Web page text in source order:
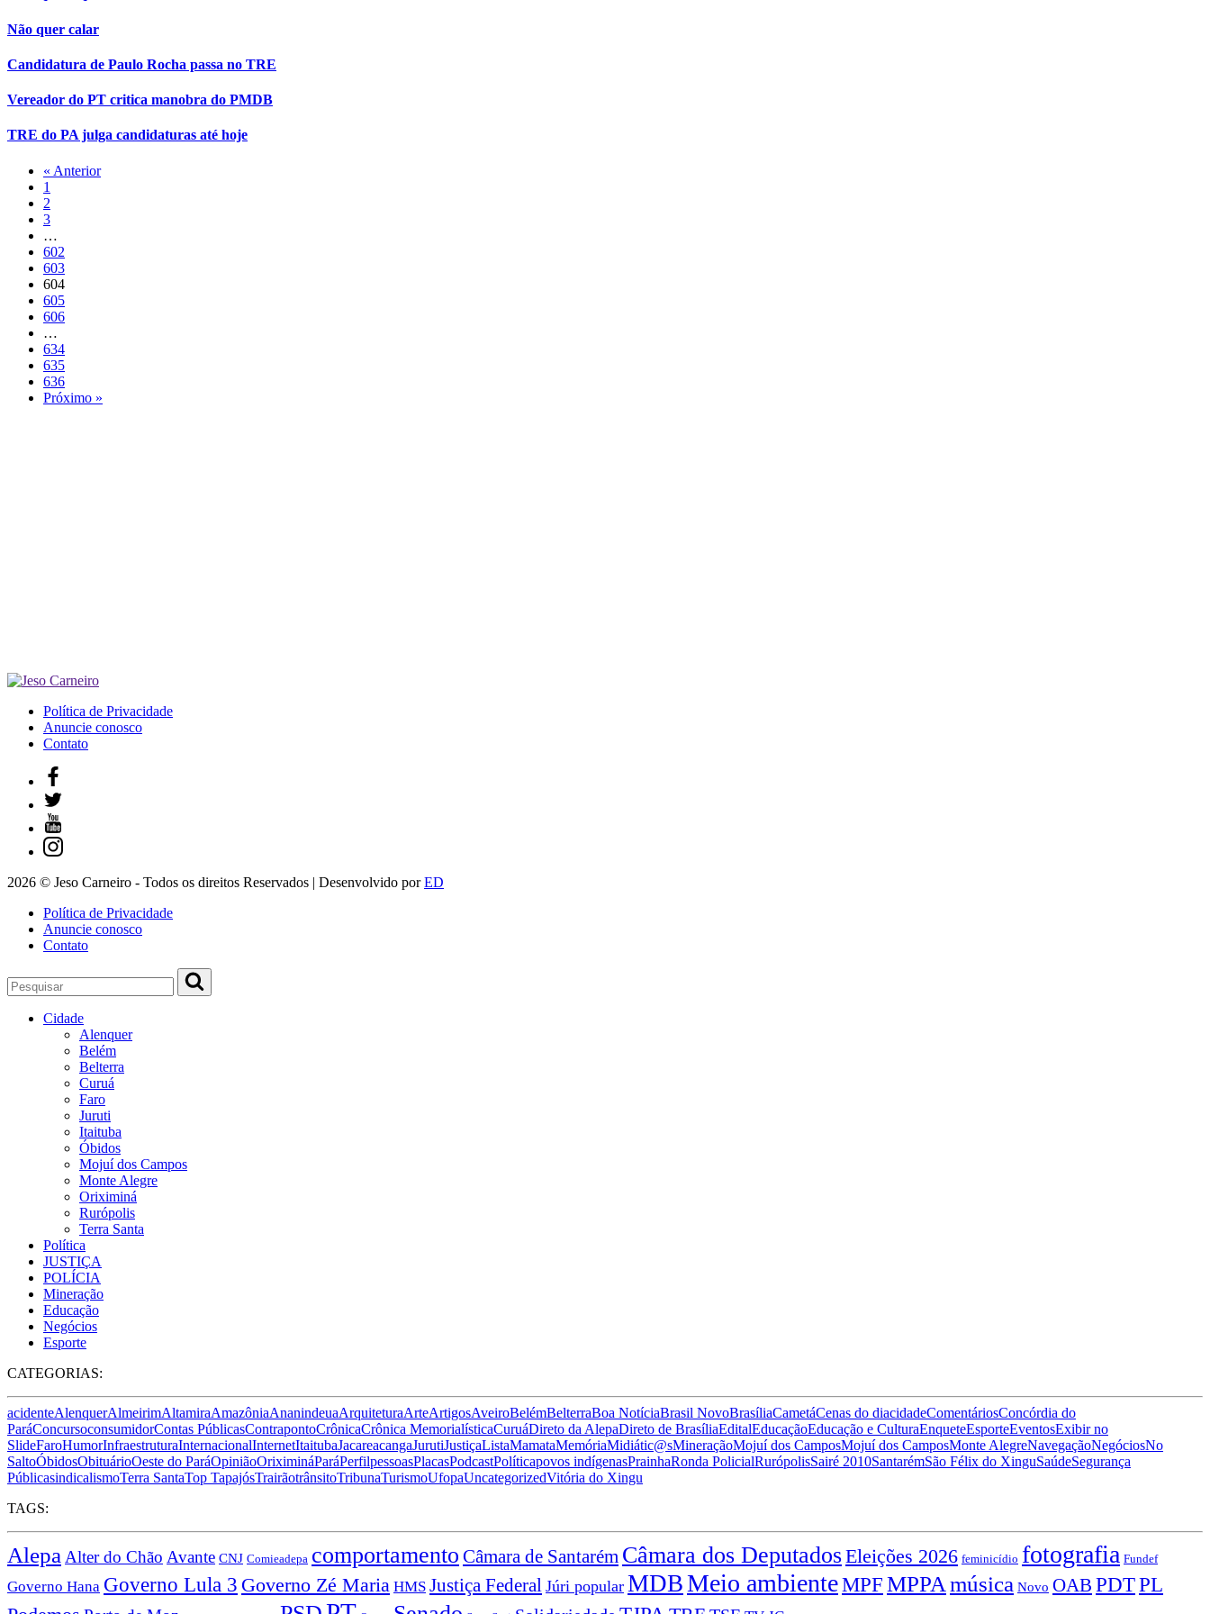
Não quer calar
Candidatura de Paulo Rocha passa no TRE
Vereador do PT critica manobra do PMDB
TRE do PA julga candidaturas até hoje
« Anterior
1
2
3
…
602
603
604
605
606
…
634
635
636
Próximo »
Política de Privacidade
Anuncie conosco
Contato
2026 © Jeso Carneiro - Todos os direitos Reservados | Desenvolvido porED
Política de Privacidade
Anuncie conosco
Contato
Cidade
Alenquer
Belém
Belterra
Curuá
Faro
Juruti
Itaituba
Óbidos
Mojuí dos Campos
Monte Alegre
Oriximiná
Rurópolis
Terra Santa
Política
JUSTIÇA
POLÍCIA
Mineração
Educação
Negócios
Esporte
CATEGORIAS:
acidenteAlenquerAlmeirimAltamiraAmazôniaAnanindeuaArquiteturaArteArtigosAveiroBelémBelterraBoa NotíciaBrasil NovoBrasíliaCametáCenas do diacidadeComentáriosConcórdia do
ParáConcursoconsumidorContas PúblicasContrapontoCrônicaCrônica MemorialísticaCuruáDireto da AlepaDireto de BrasíliaEditalEducaçãoEducação e CulturaEnqueteEsporteEventosExibir no
SlideFaroHumorInfraestruturaInternacionalInternetItaitubaJacareacangaJurutiJustiçaListaMamataMemóriaMidiátic@sMineraçãoMojuí dos CamposMojuí dos CamposMonte AlegreNavegaçãoNegóciosNo
SaltoÓbidosObituárioOeste do ParáOpiniãoOriximináParáPerfilpessoasPlacasPodcastPolíticapovos indígenasPrainhaRonda PolicialRurópolisSairé 2010SantarémSão Félix do XinguSaúdeSegurança
PúblicasindicalismoTerra SantaTop TapajósTrairãotrânsitoTribunaTurismoUfopaUncategorizedVitória do Xingu
TAGS:
Alepa Alter do Chão Avante CNJ Comieadepa comportamento Câmara de Santarém Câmara dos DeputadosEleições 2026 feminicídio fotografia Fundef
Governo Hana Governo Lula 3 Governo Zé Maria HMS Justiça Federal Júri popular MDBMeio ambienteMPFMPPA música Novo OAB PDTPL